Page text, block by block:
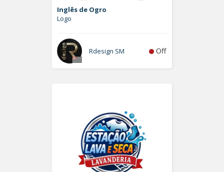
Inglês de Ogro
Logo
Rdesign SM Off